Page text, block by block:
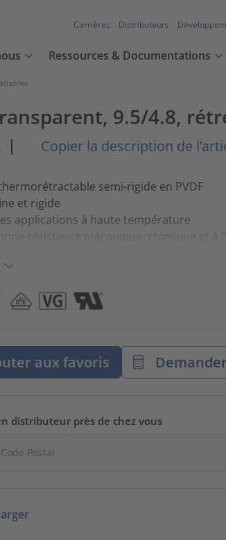
Carrières Distributeurs
Ressources & Documentations
9.5/4.8,
| Copier la description de
semi-rigide en PVDF
et rigide
applications à haute température
résistance mécanique, chimique et à
aux favoris
distributeur près de chez vous